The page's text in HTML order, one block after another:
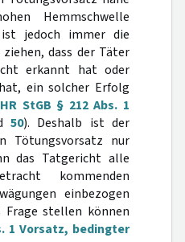
Hemmschwelle
jedoch immer die
dass der Täter
erkannt hat oder
ein solcher Erfolg
StGB § 212 Abs. 1
50). Deshalb ist der
Tötungsvorsatz nur
das Tatgericht alle
kommenden
einbezogen
Frage stellen können
1 Vorsatz, bedingter